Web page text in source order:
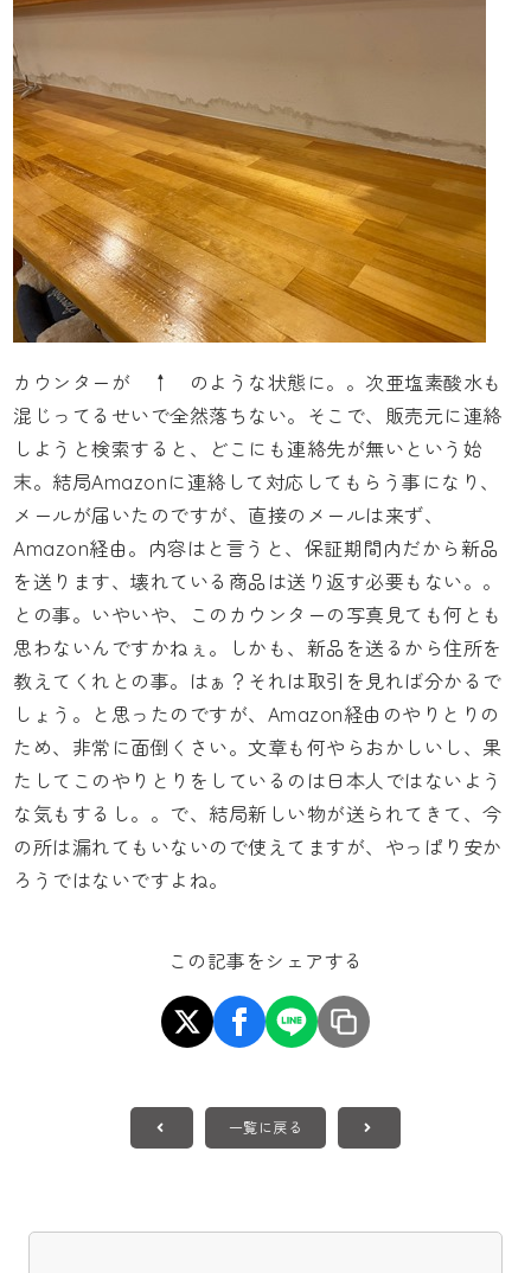
カウンターが ↑ のような状態に。。次亜塩素酸水も
混じってるせいで全然落ちない。そこで、販売元に連絡
しようと検索すると、どこにも連絡先が無いという始
末。結局Amazonに連絡して対応してもらう事になり、
メールが届いたのですが、直接のメールは来ず、
Amazon経由。内容はと言うと、保証期間内だから新品
を送ります、壊れている商品は送り返す必要もない。。
との事。いやいや、このカウンターの写真見ても何とも
思わないんですかねぇ。しかも、新品を送るから住所を
教えてくれとの事。はぁ？それは取引を見れば分かるで
しょう。と思ったのですが、Amazon経由のやりとりの
ため、非常に面倒くさい。文章も何やらおかしいし、果
たしてこのやりとりをしているのは日本人ではないよう
な気もするし。。で、結局新しい物が送られてきて、今
の所は漏れてもいないので使えてますが、やっぱり安か
ろうではないですよね。
この記事をシェアする
一覧に戻る